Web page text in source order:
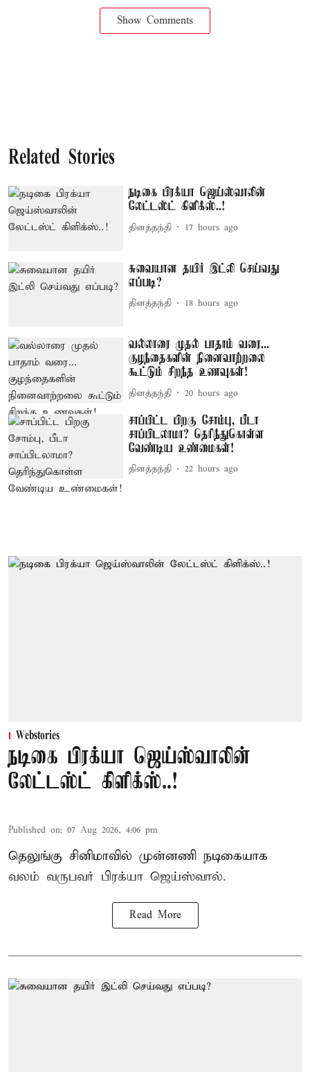
Show Comments
Related Stories
நடிகை பிரக்யா ஜெய்ஸ்வாலின்
லேட்டஸ்ட் கிளிக்ஸ்..!
தினத்தந்தி 17 hours ago
சுவையான தயிர் இட்லி செய்வது
எப்படி?
தினத்தந்தி 18 hours ago
வல்லாரை முதல் பாதாம் வரை...
குழந்தைகளின் நினைவாற்றலை
கூட்டும் சிறந்த உணவுகள்!
தினத்தந்தி 20 hours ago
சாப்பிட்ட பிறகு சோம்பு, பீடா
சாப்பிடலாமா? தெரிந்துகொள்ள
வேண்டிய உண்மைகள்!
தினத்தந்தி 22 hours ago
Webstories
நடிகை பிரக்யா ஜெய்ஸ்வாலின்
லேட்டஸ்ட் கிளிக்ஸ்..!
Published on: 07 Aug 2026, 4:06 pm
தெலுங்கு சினிமாவில் முன்னணி நடிகையாக
வலம் வருபவர் பிரக்யா ஜெய்ஸ்வால்.
Read More